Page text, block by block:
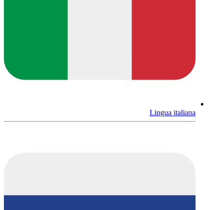
Lingua italiana